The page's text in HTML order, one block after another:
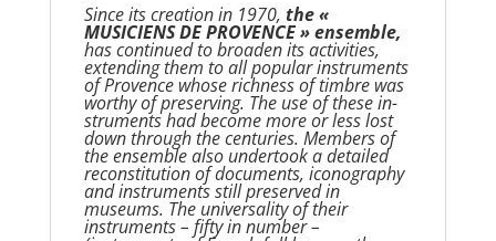
Since its creation in 1970, the «
MUSICIENS DE PROVENCE » ensemble,
has continued to broaden its activities,
extend­ing them to all popular instruments
of Provence whose richness of timbre was
worthy of preserving. The use of these in­
struments had become more or less lost
down through the centuries. Members of
the ensemble also undertook a detailed
reconstitution of documents, iconography
and instruments still pre­served in
museums. The universality of their
instruments – fifty in number –